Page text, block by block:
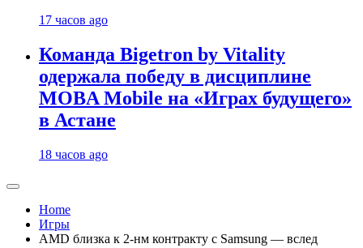
17 часов ago
Команда Bigetron by Vitality
одержала победу в дисциплине
MOBA Mobile на «Играх будущего»
в Астане
18 часов ago
Home
Игры
AMD близка к 2-нм контракту с Samsung — вслед